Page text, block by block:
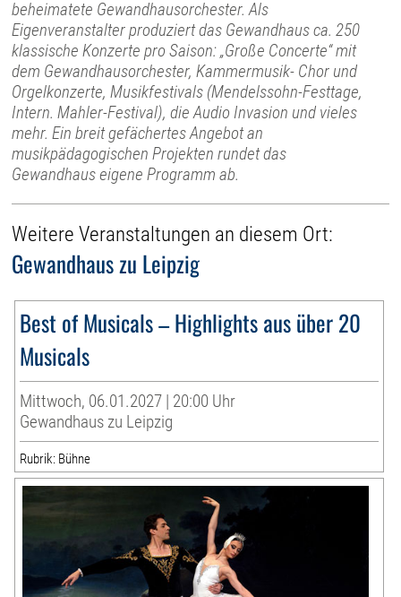
beheimatete Gewandhausorchester. Als
Eigenveranstalter produziert das Gewandhaus ca. 250
klassische Konzerte pro Saison: „Große Concerte“ mit
dem Gewandhausorchester, Kammermusik- Chor und
Orgelkonzerte, Musikfestivals (Mendelssohn-Festtage,
Intern. Mahler-Festival), die Audio Invasion und vieles
mehr. Ein breit gefächertes Angebot an
musikpädagogischen Projekten rundet das
Gewandhaus eigene Programm ab.
Weitere Veranstaltungen an diesem Ort:
Gewandhaus zu Leipzig
Best of Musicals – Highlights aus über 20
Musicals
Mittwoch, 06.01.2027 | 20:00 Uhr
Gewandhaus zu Leipzig
Rubrik: Bühne